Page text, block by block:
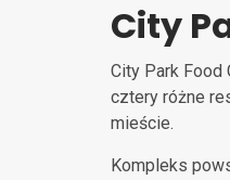
City
City Park Food
cztery różne
mieście.
Kompleks